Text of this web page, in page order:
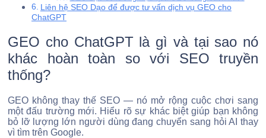
Liên hệ SEO Dạo để được tư vấn dịch vụ GEO cho
ChatGPT
GEO cho ChatGPT là gì và tại sao nó
khác hoàn toàn so với SEO truyền
thống?
GEO không thay thế SEO — nó mở rộng cuộc chơi sang
một đấu trường mới. Hiểu rõ sự khác biệt giúp bạn không
bỏ lỡ lượng lớn người dùng đang chuyển sang hỏi AI thay
vì tìm trên Google.